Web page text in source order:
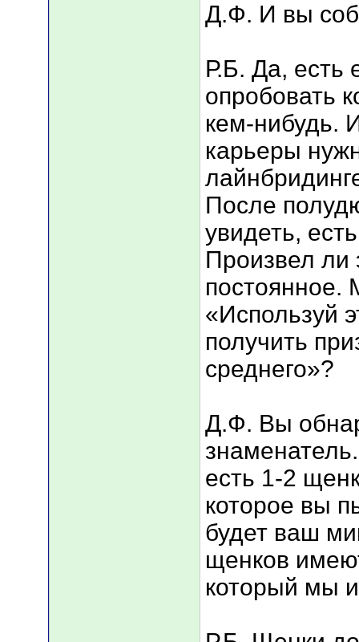
Д.Ф. И вы
Р.Б. Да, есть
опробовать
кем-нибудь.
карьеры
После
увидеть,
Произвел ли
постоянное.
«Используй
получить
среднего»?
Д.Ф. Вы
есть 1-2
которое вы
будет ваш
щенков
который мы